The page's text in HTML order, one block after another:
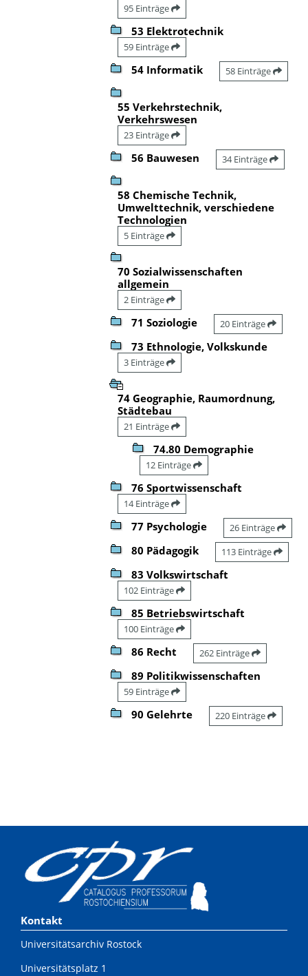
95 Einträge
53 Elektrotechnik
59 Einträge
54 Informatik 58 Einträge
55 Verkehrstechnik,
Verkehrswesen
23 Einträge
56 Bauwesen 34 Einträge
58 Chemische Technik,
Umwelttechnik, verschiedene
Technologien
5 Einträge
70 Sozialwissenschaften
allgemein
2 Einträge
71 Soziologie 20 Einträge
73 Ethnologie, Volkskunde
3 Einträge
74 Geographie, Raumordnung,
Städtebau
21 Einträge
74.80 Demographie
12 Einträge
76 Sportwissenschaft
14 Einträge
77 Psychologie 26 Einträge
80 Pädagogik 113 Einträge
83 Volkswirtschaft
102 Einträge
85 Betriebswirtschaft
100 Einträge
86 Recht 262 Einträge
89 Politikwissenschaften
59 Einträge
90 Gelehrte 220 Einträge
Kontakt
Universitätsarchiv Rostock
Universitätsplatz 1